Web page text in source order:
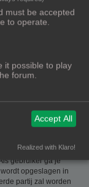
voor wat wordt
of gedrag. Meer
vulgair,
of enig ander
waar “3D Print
ingang en
je provider worden
om deze
te wijzigen, te
gebruiker ga je
opgeslagen in
partij zal worden
must be accepted
to operate.
it possible to play
forum.
Accept All
Realized with Klaro!